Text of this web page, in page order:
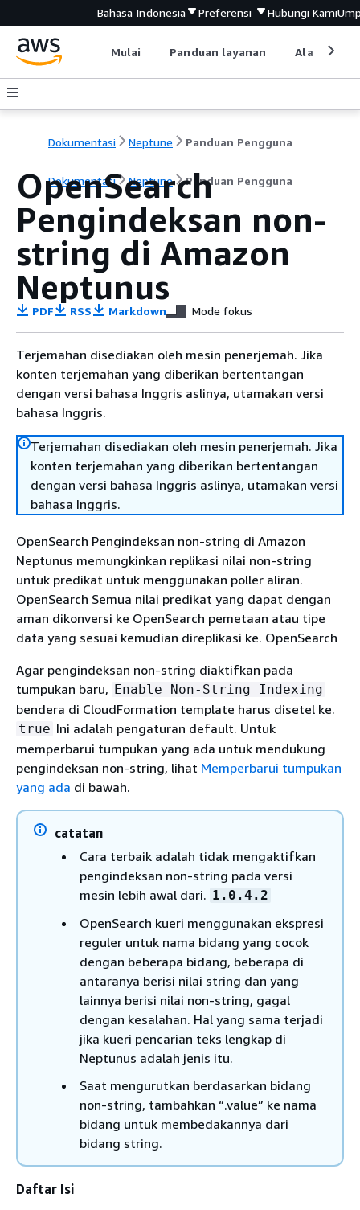
Bahasa Indonesia Preferensi Hubungi Kami
Mulai Panduan layanan Alat
Dokumentasi Neptune Panduan Pengguna
Dokumentasi Neptune Panduan Pengguna
OpenSearch
Pengindeksan non-
string di Amazon
Neptunus
PDF RSS Markdown Mode fokus
Terjemahan disediakan oleh mesin penerjemah. Jika
konten terjemahan yang diberikan bertentangan
dengan versi bahasa Inggris aslinya, utamakan versi
bahasa Inggris.
Terjemahan disediakan oleh mesin penerjemah. Jika
konten terjemahan yang diberikan bertentangan
dengan versi bahasa Inggris aslinya, utamakan versi
bahasa Inggris.
OpenSearch Pengindeksan non-string di Amazon
Neptunus memungkinkan replikasi nilai non-string
untuk predikat untuk menggunakan poller aliran.
OpenSearch Semua nilai predikat yang dapat dengan
aman dikonversi ke OpenSearch pemetaan atau tipe
data yang sesuai kemudian direplikasi ke. OpenSearch
Agar pengindeksan non-string diaktifkan pada
tumpukan baru, Enable Non-String Indexing
bendera di CloudFormation template harus disetel ke.
true Ini adalah pengaturan default. Untuk
memperbarui tumpukan yang ada untuk mendukung
pengindeksan non-string, lihat Memperbarui tumpukan
yang ada di bawah.
catatan
Cara terbaik adalah tidak mengaktifkan
pengindeksan non-string pada versi
mesin lebih awal dari. 1.0.4.2
OpenSearch kueri menggunakan ekspresi
reguler untuk nama bidang yang cocok
dengan beberapa bidang, beberapa di
antaranya berisi nilai string dan yang
lainnya berisi nilai non-string, gagal
dengan kesalahan. Hal yang sama terjadi
jika kueri pencarian teks lengkap di
Neptunus adalah jenis itu.
Saat mengurutkan berdasarkan bidang
non-string, tambahkan “.value” ke nama
bidang untuk membedakannya dari
bidang string.
Daftar Isi